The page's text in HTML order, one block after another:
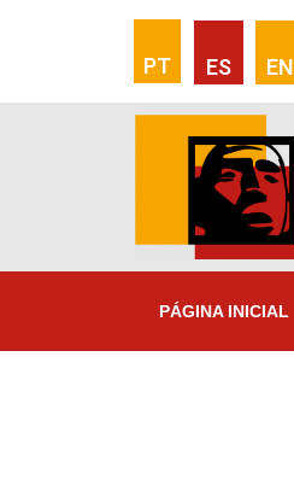
PT ES EN
PÁGINA INICIAL